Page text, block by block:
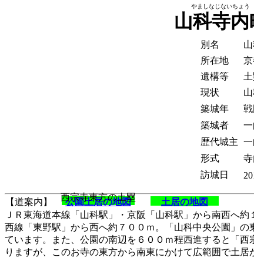
山科寺内
西宗寺東方の土塁
別名
所在地
遺構等
現状
築城年
戦
築城者
歴代城主
形式
訪城日
やましなじないちょう
ＪＲ東海道本線「山科駅」・京阪「山科駅」から南西へ約
西線「東野駅」から西へ約７００ｍ。「山科中央公園」の
ています。また、公園の南辺を６００ｍ程西進すると「西
りますが、このお寺の東方から南東にかけて広範囲で土居
【道案内】 公園土居の地図 土居の地図